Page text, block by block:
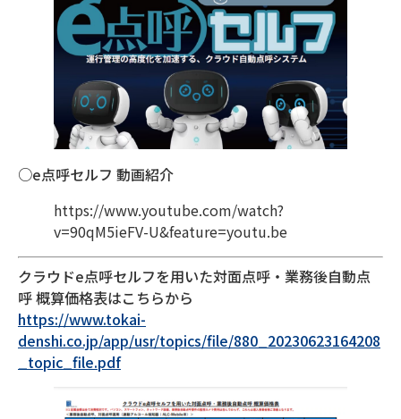
○e点呼セルフ 動画紹介
https://www.youtube.com/watch?
v=90qM5ieFV-U&feature=youtu.be
クラウドe点呼セルフを用いた対面点呼・業務後自動点
呼 概算価格表はこちらから
https://www.tokai-
denshi.co.jp/app/usr/topics/file/880_20230623164208
_topic_file.pdf